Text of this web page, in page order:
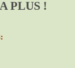
PLUS !